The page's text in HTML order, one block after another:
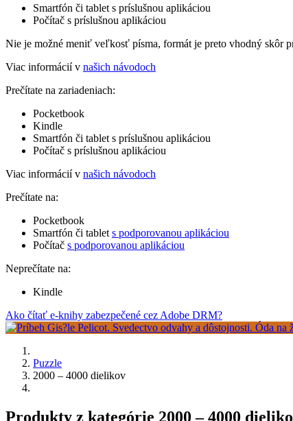
Smartfón či tablet s príslušnou aplikáciou
Počítač s príslušnou aplikáciou
Nie je možné meniť veľkosť písma, formát je preto vhodný skôr
Viac informácií v našich návodoch
Prečítate na zariadeniach:
Pocketbook
Kindle
Smartfón či tablet s príslušnou aplikáciou
Počítač s príslušnou aplikáciou
Viac informácií v našich návodoch
Prečítate na:
Pocketbook
Smartfón či tablet s podporovanou aplikáciou
Počítač s podporovanou aplikáciou
Neprečítate na:
Kindle
Ako čítať e-knihy zabezpečené cez Adobe DRM?
Puzzle
2000 – 4000 dielikov
Produkty z kategórie 2000 – 4000